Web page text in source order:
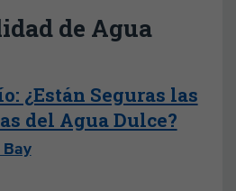
de Agua
¿Están Seguras las
del Agua Dulce?
Bay